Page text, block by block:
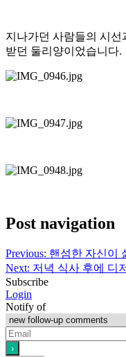
지나가던 사람들의 시
받던 둘리양이었습니다.
Post navigation
Previous: 핸섬한 자신이
Next: 저녁 식사 후에 디
Subscribe
Login
Notify of